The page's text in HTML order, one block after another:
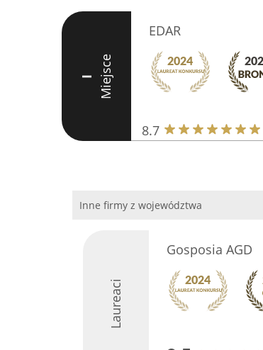
I Miejsce
EDAR
8.7
Inne firmy z województwa
Laureaci
Gosposia AGD